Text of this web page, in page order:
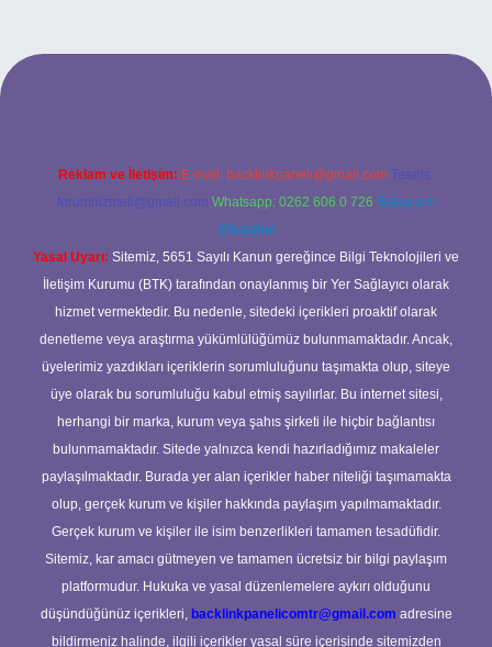
giriş
Reklam ve İletişim: E-mail: backlinkpaneli@gmail.com Teams:
forumhizmeti@gmail.com Whatsapp: 0262 606 0 726 Telegram:
@karabul
Yasal Uyarı: Sitemiz, 5651 Sayılı Kanun gereğince Bilgi Teknolojileri ve
İletişim Kurumu (BTK) tarafından onaylanmış bir Yer Sağlayıcı olarak
hizmet vermektedir. Bu nedenle, sitedeki içerikleri proaktif olarak
denetleme veya araştırma yükümlülüğümüz bulunmamaktadır. Ancak,
üyelerimiz yazdıkları içeriklerin sorumluluğunu taşımakta olup, siteye
üye olarak bu sorumluluğu kabul etmiş sayılırlar. Bu internet sitesi,
herhangi bir marka, kurum veya şahıs şirketi ile hiçbir bağlantısı
bulunmamaktadır. Sitede yalnızca kendi hazırladığımız makaleler
paylaşılmaktadır. Burada yer alan içerikler haber niteliği taşımamakta
olup, gerçek kurum ve kişiler hakkında paylaşım yapılmamaktadır.
Gerçek kurum ve kişiler ile isim benzerlikleri tamamen tesadüfidir.
Sitemiz, kar amacı gütmeyen ve tamamen ücretsiz bir bilgi paylaşım
platformudur. Hukuka ve yasal düzenlemelere aykırı olduğunu
düşündüğünüz içerikleri, backlinkpanelicomtr@gmail.com adresine
bildirmeniz halinde, ilgili içerikler yasal süre içerisinde sitemizden